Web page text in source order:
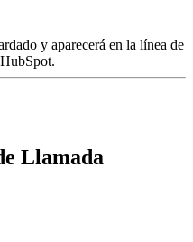
y aparecerá en la línea de
Llamada